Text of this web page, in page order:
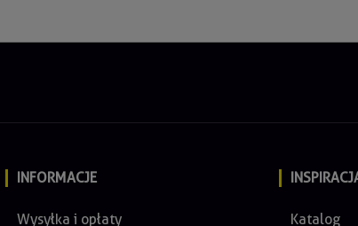
INFORMACJE
Wysyłka i opłaty Katalog